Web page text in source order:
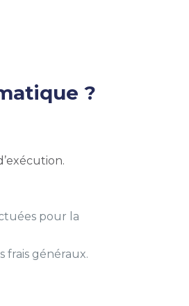
?
pour la
frais généraux.